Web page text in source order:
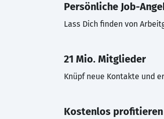
Persönliche Job-
Lass Dich finden von
21 Mio. Mitglieder
Knüpf neue Kontakte und
Kostenlos profitieren